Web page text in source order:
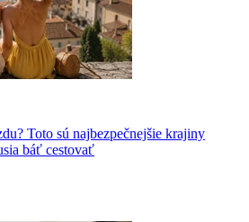
Toto sú najbezpečnejšie krajiny
báť cestovať